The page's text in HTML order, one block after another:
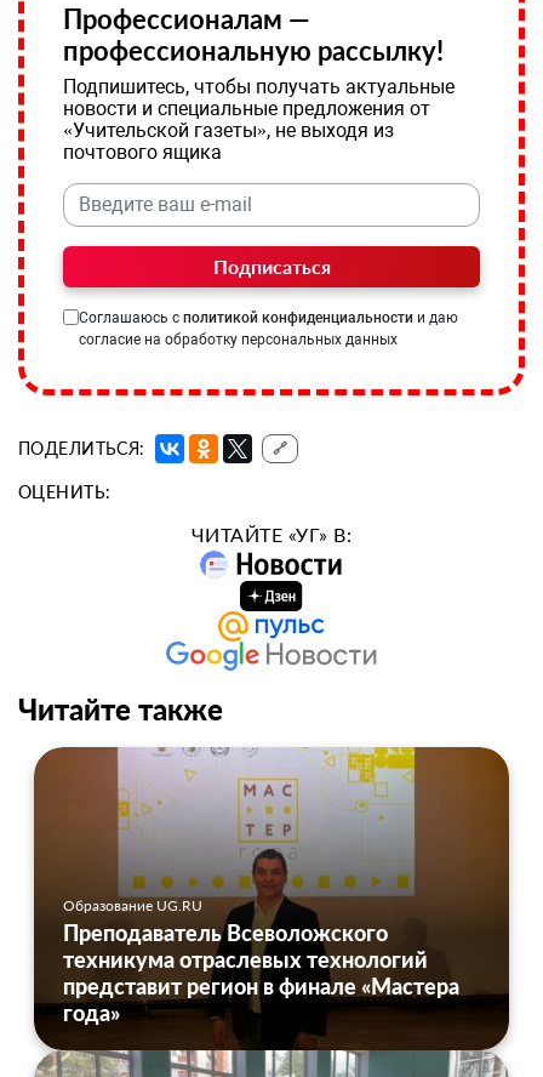
Профессионалам —
профессиональную рассылку!
Подпишитесь, чтобы получать актуальные
новости и специальные предложения от
«Учительской газеты», не выходя из
почтового ящика
Подписаться
Соглашаюсь с политикой конфиденциальности и даю
согласие на обработку персональных данных
ПОДЕЛИТЬСЯ: 🔗
ОЦЕНИТЬ:
ЧИТАЙТЕ «УГ» В:
Читайте также
Образование UG.RU
Преподаватель Всеволожского
техникума отраслевых технологий
представит регион в финале «Мастера
года»